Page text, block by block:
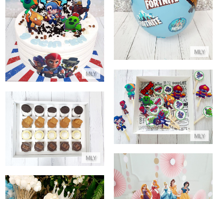
MLY
התקשר/י
MLY
עוגת בראול סטארס מהממת
התקשר/י
MLY
סוכריות שוקולד במיתוג בראול סטארס
התקשר/י
MLY
מארז קינוחי כוסות לוטוס רפאלו
התקשר/י